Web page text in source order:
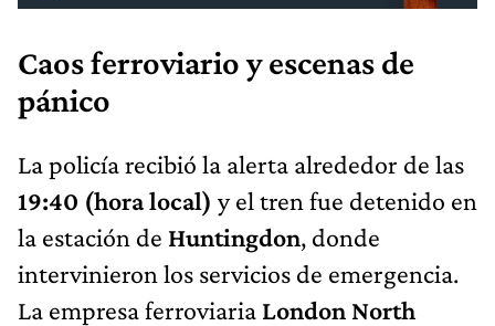
Caos ferroviario y escenas de
pánico
La policía recibió la alerta alrededor de las
19:40 (hora local) y el tren fue detenido en
la estación de Huntingdon, donde
intervinieron los servicios de emergencia.
La empresa ferroviaria London North